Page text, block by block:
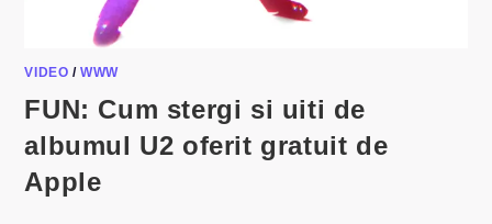
VIDEO /WWW
FUN: Cum stergi si uiti de
albumul U2 oferit gratuit de
Apple